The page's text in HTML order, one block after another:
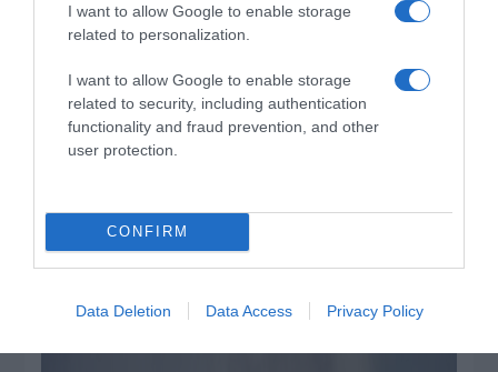
I want to allow Google to enable storage
related to personalization.
I want to allow Google to enable storage
related to security, including authentication
functionality and fraud prevention, and other
user protection.
CONFIRM
Data Deletion Data Access Privacy Policy
πλαίσιο του ετήσιου προγράμματος
Αρχηγείου Στόλου (ΑΣ), με σκοπό την
αξιολόγηση, την επαύξηση της μαχητικής
ικανότητας και της επιχειρησιακής ετοιμότητας
επιβεβαίωση της αξιοπιστίας των όπλων του